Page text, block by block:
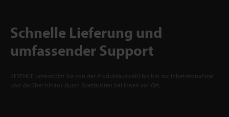
Schnelle Lieferung und
umfassender Support
KEYENCE unterstützt Sie von der Produktauswahl bis hin zur Inbetriebnahme
und darüber hinaus durch Spezialisten bei Ihnen vor Ort.